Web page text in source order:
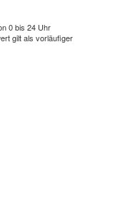
0 bis 24 Uhr
gilt als vorläufiger